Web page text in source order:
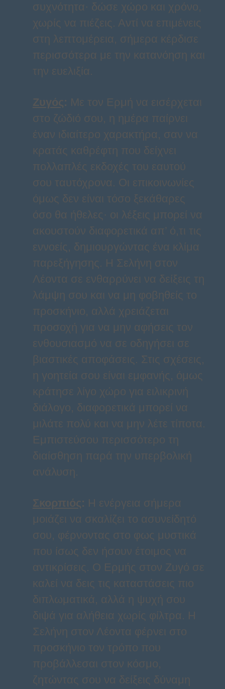
συχνότητα· δώσε χώρο και χρόνο,
χωρίς να πιέζεις. Αντί να επιμένεις
στη λεπτομέρεια, σήμερα κέρδισε
περισσότερα με την κατανόηση και
την ευελιξία.
Ζυγός: Με τον Ερμή να εισέρχεται
στο ζώδιό σου, η ημέρα παίρνει
έναν ιδιαίτερο χαρακτήρα, σαν να
κρατάς καθρέφτη που δείχνει
πολλαπλές εκδοχές του εαυτού
σου ταυτόχρονα. Οι επικοινωνίες
όμως δεν είναι τόσο ξεκάθαρες
όσο θα ήθελες· οι λέξεις μπορεί να
ακουστούν διαφορετικά απ’ ό,τι τις
εννοείς, δημιουργώντας ένα κλίμα
παρεξήγησης. Η Σελήνη στον
Λέοντα σε ενθαρρύνει να δείξεις τη
λάμψη σου και να μη φοβηθείς το
προσκήνιο, αλλά χρειάζεται
προσοχή για να μην αφήσεις τον
ενθουσιασμό να σε οδηγήσει σε
βιαστικές αποφάσεις. Στις σχέσεις,
η γοητεία σου είναι εμφανής, όμως
κράτησε λίγο χώρο για ειλικρινή
διάλογο, διαφορετικά μπορεί να
μιλάτε πολύ και να μην λέτε τίποτα.
Εμπιστεύσου περισσότερο τη
διαίσθηση παρά την υπερβολική
ανάλυση.
Σκορπιός: Η ενέργεια σήμερα
μοιάζει να σκαλίζει το ασυνείδητό
σου, φέρνοντας στο φως μυστικά
που ίσως δεν ήσουν έτοιμος να
αντικρίσεις. Ο Ερμής στον Ζυγό σε
καλεί να δεις τις καταστάσεις πιο
διπλωματικά, αλλά η ψυχή σου
διψά για αλήθεια χωρίς φίλτρα. Η
Σελήνη στον Λέοντα φέρνει στο
προσκήνιο τον τρόπο που
προβάλλεσαι στον κόσμο,
ζητώντας σου να δείξεις δύναμη